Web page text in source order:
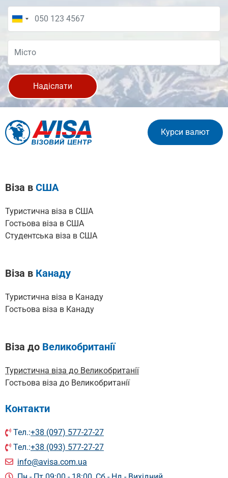
Надіслати
Курси валют
Віза в США
Туристична віза в США
Гостьова віза в США
Cтудентська віза в США
Віза в Канаду
Туристична віза в Канаду
Гостьова віза в Канаду
Віза до Великобританії
Туристична віза до Великобританії
Гостьова віза до Великобританії
Контакти
Тел.:+38 (097) 577-27-27
Тел.:+38 (093) 577-27-27
info@avisa.com.ua